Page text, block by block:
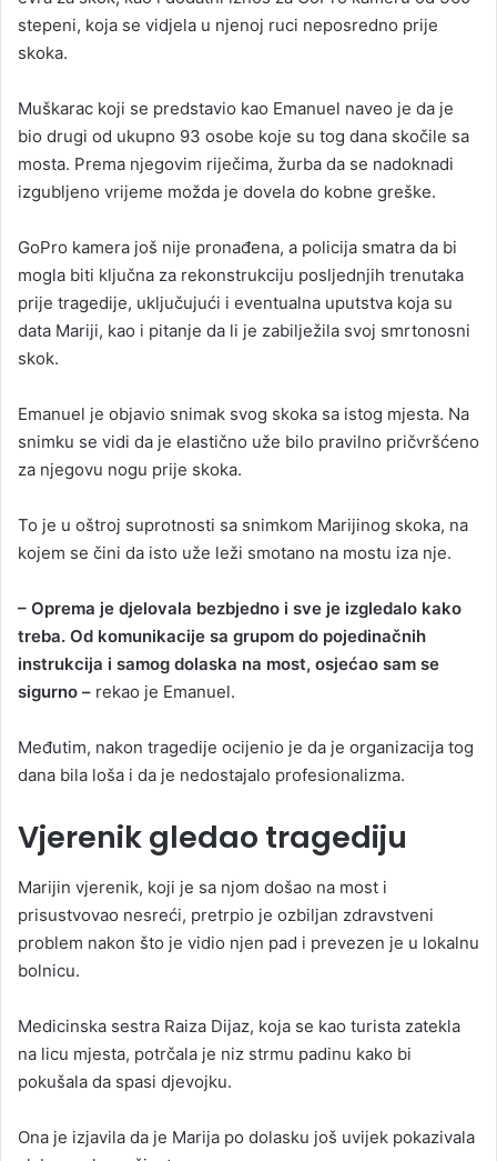
stepeni, koja se vidjela u njenoj ruci neposredno prije
skoka.
Muškarac koji se predstavio kao Emanuel naveo je da je
bio drugi od ukupno 93 osobe koje su tog dana skočile sa
mosta. Prema njegovim riječima, žurba da se nadoknadi
izgubljeno vrijeme možda je dovela do kobne greške.
GoPro kamera još nije pronađena, a policija smatra da bi
mogla biti ključna za rekonstrukciju posljednjih trenutaka
prije tragedije, uključujući i eventualna uputstva koja su
data Mariji, kao i pitanje da li je zabilježila svoj smrtonosni
skok.
Emanuel je objavio snimak svog skoka sa istog mjesta. Na
snimku se vidi da je elastično uže bilo pravilno pričvršćeno
za njegovu nogu prije skoka.
To je u oštroj suprotnosti sa snimkom Marijinog skoka, na
kojem se čini da isto uže leži smotano na mostu iza nje.
– Oprema je djelovala bezbjedno i sve je izgledalo kako
treba. Od komunikacije sa grupom do pojedinačnih
instrukcija i samog dolaska na most, osjećao sam se
sigurno – rekao je Emanuel.
Međutim, nakon tragedije ocijenio je da je organizacija tog
dana bila loša i da je nedostajalo profesionalizma.
Vjerenik gledao tragediju
Marijin vjerenik, koji je sa njom došao na most i
prisustvovao nesreći, pretrpio je ozbiljan zdravstveni
problem nakon što je vidio njen pad i prevezen je u lokalnu
bolnicu.
Medicinska sestra Raiza Dijaz, koja se kao turista zatekla
na licu mjesta, potrčala je niz strmu padinu kako bi
pokušala da spasi djevojku.
Ona je izjavila da je Marija po dolasku još uvijek pokazivala